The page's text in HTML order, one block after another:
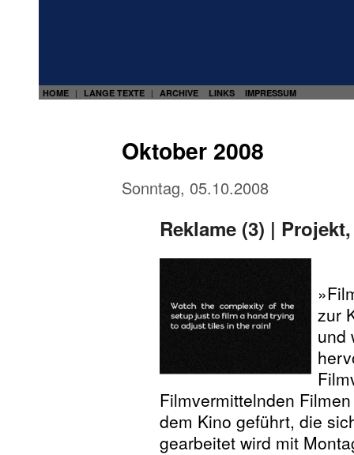
HOME | LANGE TEXTE | ARCHIVE LINKS IMPRESSUM
Oktober 2008
Sonntag, 05.10.2008
Reklame (3) |
zur
und
Filmvermittelnden
dem Kino geführt, die
gearbeitet wird mit